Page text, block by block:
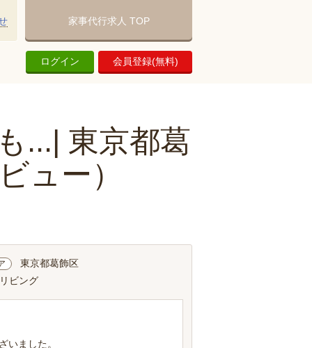
ログイン 会員登録(無料)
家事代行求人 TOP
...| 東京都葛
ュー）
東京都葛飾区
ビング
いました。